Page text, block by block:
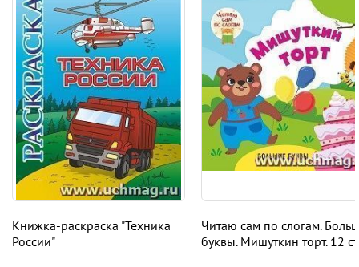
Книжка-раскраска "Техника
России"
Читаю сам по слогам.
буквы. Мишуткин торт. 12